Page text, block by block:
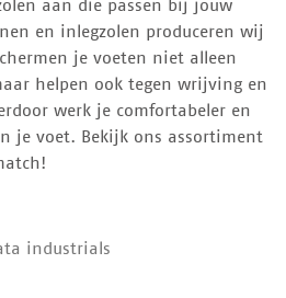
aan die passen bij jouw
en inlegzolen produceren wij
je voeten niet alleen
helpen ook tegen wrijving en
werk je comfortabeler en
je voet. Bekijk ons assortiment
industrials